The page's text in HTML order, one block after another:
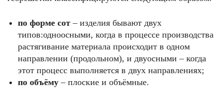
по форме сот – изделия бывают двух
типов:одноосными, когда в процессе производства
растягивание материала происходит в одном
направлении (продольном), и двуосными – когда
этот процесс выполняется в двух направлениях;
по объёму – плоские и объёмные.